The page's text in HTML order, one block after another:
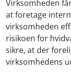
Virksomheden
at foretage
virksomheden
risikoen for
sikre, at der
virksomhedens